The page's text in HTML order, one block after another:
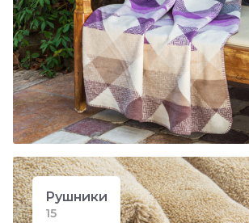
Рушники
15